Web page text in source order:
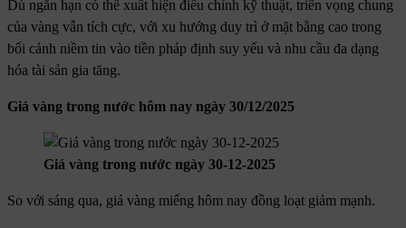
Dù ngắn hạn có thể xuất hiện điều chỉnh kỹ thuật, triển vọng chung
của vàng vẫn tích cực, với xu hướng duy trì ở mặt bằng cao trong
bối cảnh niềm tin vào tiền pháp định suy yếu và nhu cầu đa dạng
hóa tài sản gia tăng.
Giá vàng trong nước hôm nay ngày 30/12/2025
Giá vàng trong nước ngày 30-12-2025
So với sáng qua, giá vàng miếng hôm nay đồng loạt giảm mạnh.